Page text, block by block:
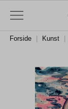
Forside Kunst